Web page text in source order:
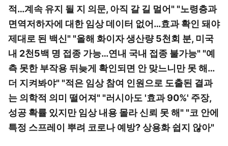
적…계속 유지 될 지 의문, 아직 갈 길 멀어" "노령층과
면역저하자에 대한 임상 데이터 없어…효과 확인 돼야
제대로 된 백신" "올해 화이자 생산량 5천회 분, 미국
내 2천5백 명 접종 가능…연내 국내 접종 불가능" "예
측 못한 부작용 뒤늦게 확인되면 안 맞느니만 못 해…
더 지켜봐야" "적은 임상 참여 인원으로 도출된 결과
는 의학적 의미 떨어져" "러시아도 '효과 90%' 주장,
성공 확률 있지만 임상 내용 몰라 신뢰 못 해" "코 안에
특정 스프레이 뿌려 코로나 예방? 상용화 쉽지 않아"